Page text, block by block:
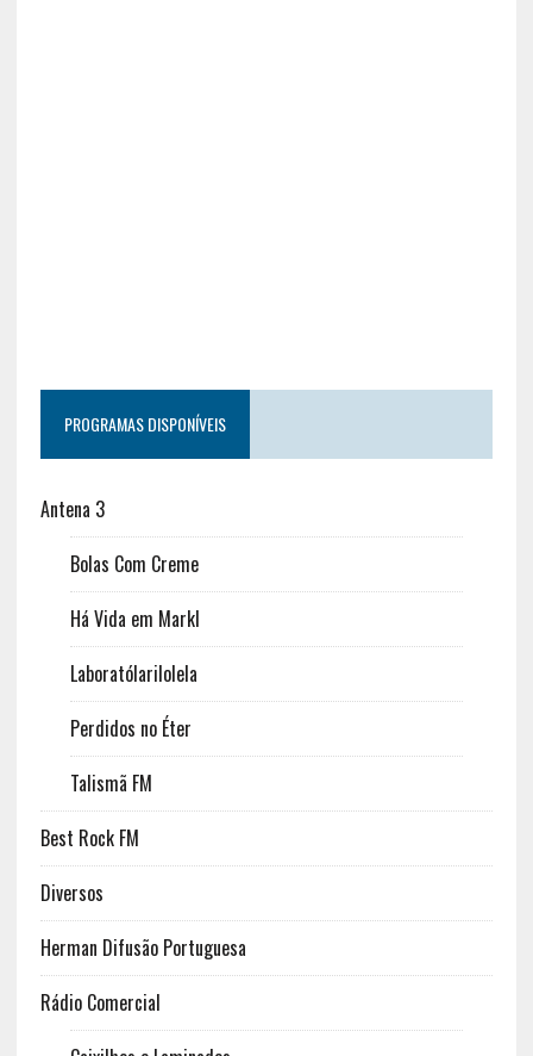
PROGRAMAS DISPONÍVEIS
Antena 3
Bolas Com Creme
Há Vida em Markl
Laboratólarilolela
Perdidos no Éter
Talismã FM
Best Rock FM
Diversos
Herman Difusão Portuguesa
Rádio Comercial